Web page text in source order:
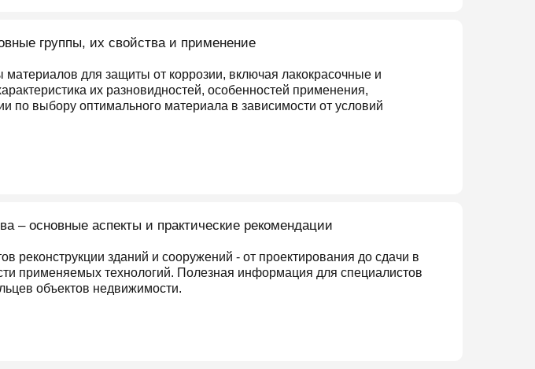
группы, их свойства и применение
для защиты от коррозии, включая лакокрасочные и
их разновидностей, особенностей применения,
по выбору оптимального материала в зависимости от условий
– основные аспекты и практические рекомендации
реконструкции зданий и сооружений - от проектирования до сдачи в
применяемых технологий. Полезная информация для специалистов
объектов недвижимости.